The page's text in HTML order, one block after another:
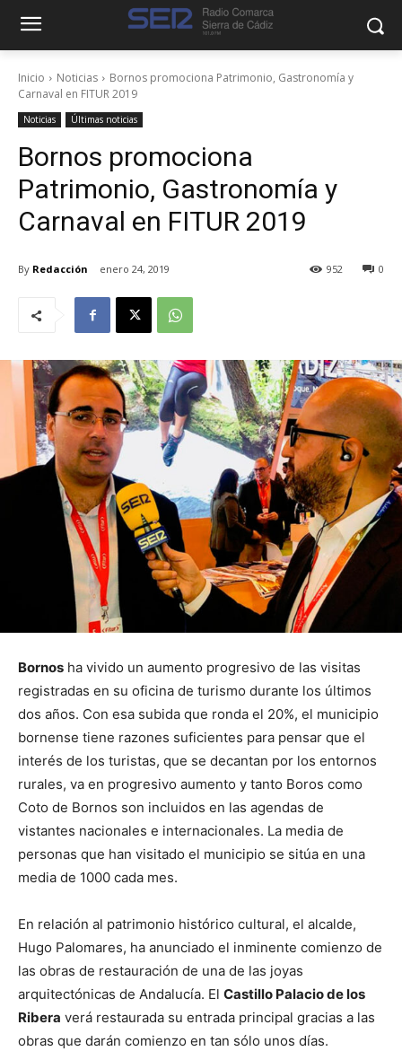
Inicio Noticias
Bornos promociona Patrimonio, Gastronomía y
Carnaval en FITUR 2019
Noticias Últimas noticias
Bornos promociona
Patrimonio, Gastronomía y
Carnaval en FITUR 2019
By Redacción enero 24, 2019 0
952
Bornos ha vivido un aumento progresivo de las visitas
registradas en su oficina de turismo durante los últimos
dos años. Con esa subida que ronda el 20%, el municipio
bornense tiene razones suficientes para pensar que el
interés de los turistas, que se decantan por los entornos
rurales, va en progresivo aumento y tanto Boros como
Coto de Bornos son incluidos en las agendas de
vistantes nacionales e internacionales. La media de
personas que han visitado el municipio se sitúa en una
media de 1000 cada mes.
En relación al patrimonio histórico cultural, el alcalde,
Hugo Palomares, ha anunciado el inminente comienzo de
las obras de restauración de una de las joyas
arquitectónicas de Andalucía. El Castillo Palacio de los
Ribera verá restaurada su entrada principal gracias a las
obras que darán comienzo en tan sólo unos días.